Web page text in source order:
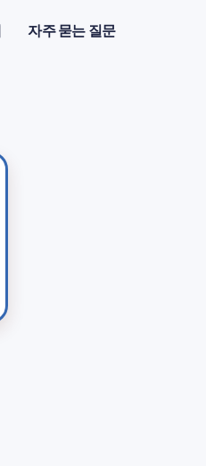
자주 묻는 질문